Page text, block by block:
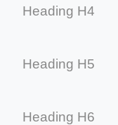
Heading H4
Heading H5
Heading H6